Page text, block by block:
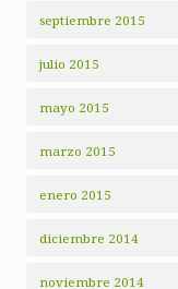
septiembre 2015
julio 2015
mayo 2015
marzo 2015
enero 2015
diciembre 2014
noviembre 2014